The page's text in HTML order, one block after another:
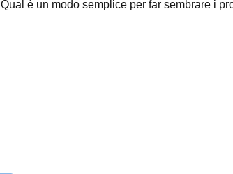
Qual è un modo semplice per far sembrare i